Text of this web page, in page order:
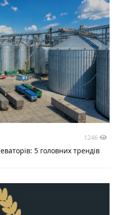
1246
5 головних трендів